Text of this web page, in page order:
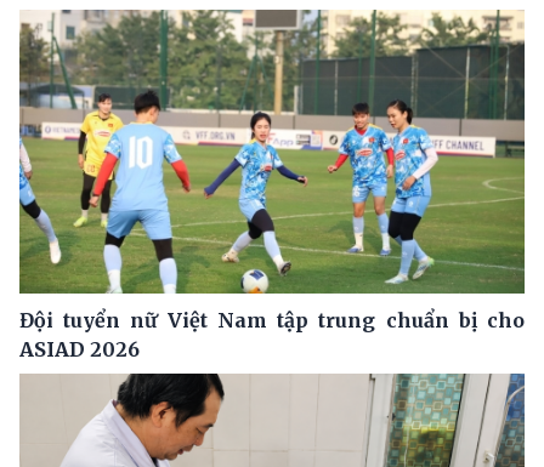
Đội tuyển nữ Việt Nam tập trung chuẩn bị cho
ASIAD 2026